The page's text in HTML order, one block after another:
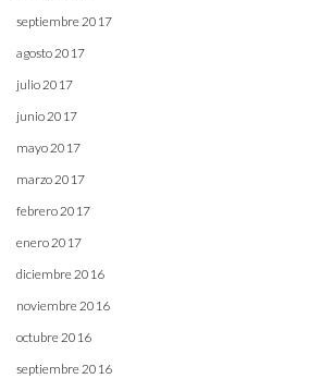
septiembre 2017
agosto 2017
julio 2017
junio 2017
mayo 2017
marzo 2017
febrero 2017
enero 2017
diciembre 2016
noviembre 2016
octubre 2016
septiembre 2016